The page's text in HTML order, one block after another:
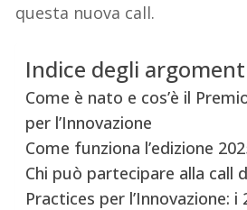
questa nuova call.
Indice degli
Come è nato e cos’è il
per l’Innovazione
Come funziona l’edizione
Chi può partecipare alla call
Practices per l’Innovazione: